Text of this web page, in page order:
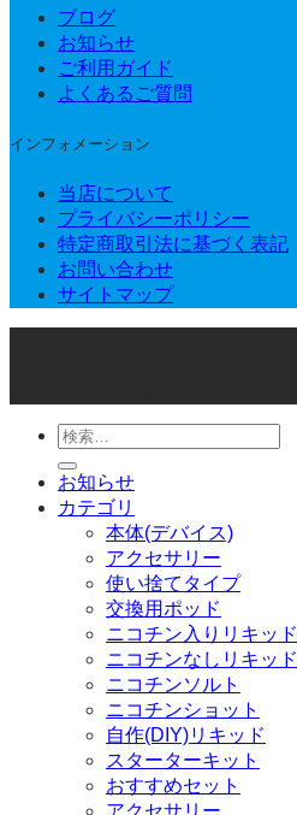
ブログ
お知らせ
ご利用ガイド
よくあるご質問
インフォメーション
当店について
プライバシーポリシー
特定商取引法に基づく表記
お問い合わせ
サイトマップ
検
索
対
象:
お知らせ
カテゴリ
本体(デバイス)
アクセサリー
使い捨てタイプ
交換用ポッド
ニコチン入りリキッド
ニコチンなしリキッド
ニコチンソルト
ニコチンショット
自作(DIY)リキッド
スターターキット
おすすめセット